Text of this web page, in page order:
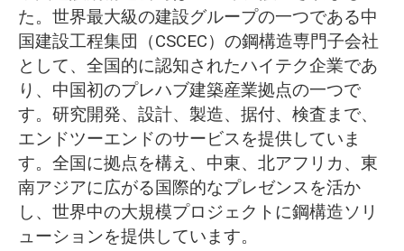
た。世界最大級の建設グループの一つである中
国建設工程集団（CSCEC）の鋼構造専門子会社
として、全国的に認知されたハイテク企業であ
り、中国初のプレハブ建築産業拠点の一つで
す。研究開発、設計、製造、据付、検査まで、
エンドツーエンドのサービスを提供していま
す。全国に拠点を構え、中東、北アフリカ、東
南アジアに広がる国際的なプレゼンスを活か
し、世界中の大規模プロジェクトに鋼構造ソリ
ューションを提供しています。